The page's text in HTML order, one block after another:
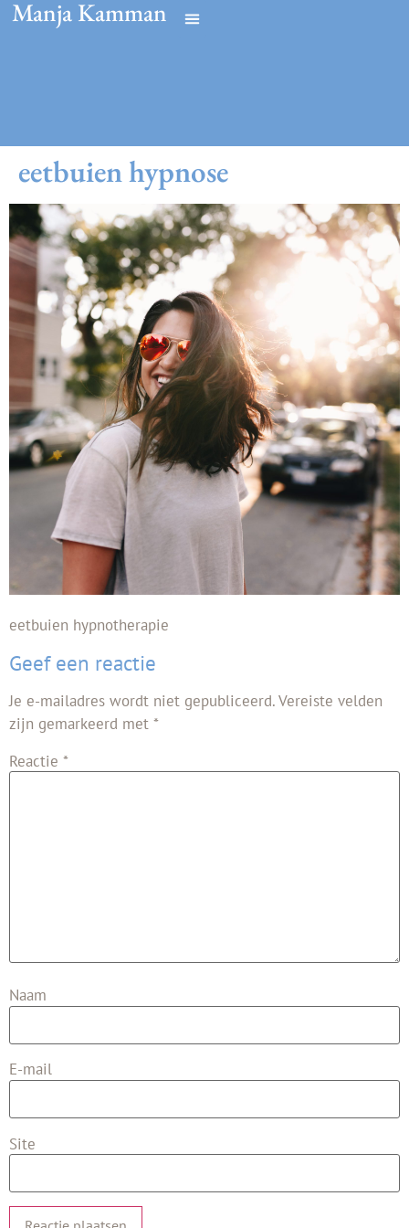
Manja Kamman
eetbuien hypnose
eetbuien hypnotherapie
Geef een reactie
Je e-mailadres wordt niet gepubliceerd.Vereiste velden
zijn gemarkeerd met *
Reactie *
Naam
E-mail
Site